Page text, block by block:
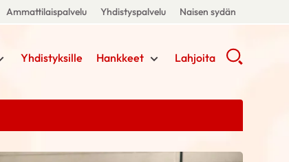
Ammattilaispalvelu Yhdistyspalvelu Naisen sydän
Yhdistyksille Hankkeet Lahjoita